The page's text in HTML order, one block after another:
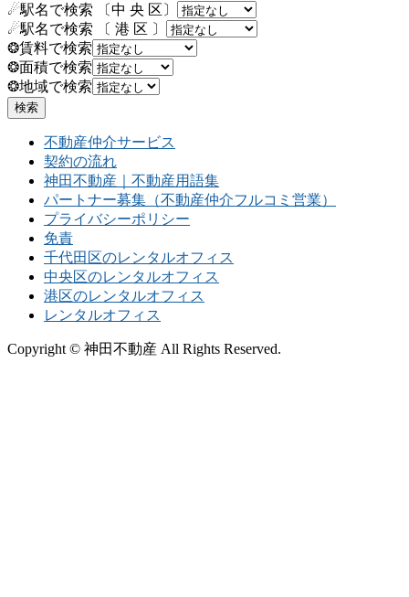
☄駅名で検索 〔中 央 区〕
☄駅名で検索 〔 港 区 〕
❂賃料で検索
❂面積で検索
❂地域で検索
不動産仲介サービス
契約の流れ
神田不動産｜不動産用語集
パートナー募集（不動産仲介フルコミ営業）
プライバシーポリシー
免責
千代田区のレンタルオフィス
中央区のレンタルオフィス
港区のレンタルオフィス
レンタルオフィス
Copyright © 神田不動産 All Rights Reserved.